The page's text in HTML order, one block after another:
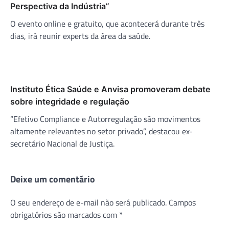
Perspectiva da Indústria”
O evento online e gratuito, que acontecerá durante três
dias, irá reunir experts da área da saúde.
Instituto Ética Saúde e Anvisa promoveram debate
sobre integridade e regulação
“Efetivo Compliance e Autorregulação são movimentos
altamente relevantes no setor privado”, destacou ex-
secretário Nacional de Justiça.
Deixe um comentário
O seu endereço de e-mail não será publicado. Campos
obrigatórios são marcados com *